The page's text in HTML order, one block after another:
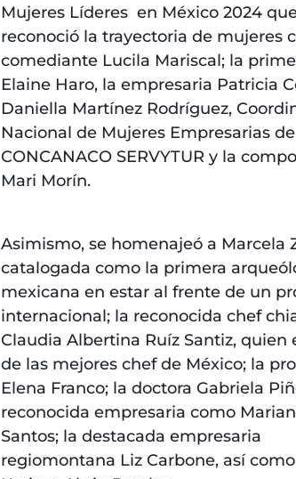
Mujeres Líderes en México 2024
reconoció la trayectoria de mujeres
comediante Lucila Mariscal; la
Elaine Haro, la empresaria Patricia
Daniella Martínez Rodríguez,
Nacional de Mujeres Empresarias de
CONCANACO SERVYTUR y la
Mari Morín.
Asimismo, se homenajeó a Marcela
catalogada como la primera
mexicana en estar al frente de un
internacional; la reconocida chef
Claudia Albertina Ruíz Santiz, quien
de las mejores chef de México; la
Elena Franco; la doctora Gabriela
reconocida empresaria como
Santos; la destacada empresaria
regiomontana Liz Carbone, así